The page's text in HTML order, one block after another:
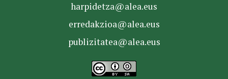
harpidetza@alea.eus
erredakzioa@alea.eus
publizitatea@alea.eus